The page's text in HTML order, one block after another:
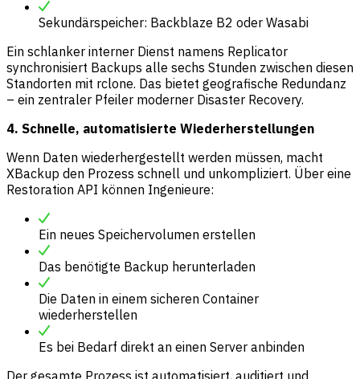
Sekundärspeicher: Backblaze B2 oder Wasabi
Ein schlanker interner Dienst namens Replicator
synchronisiert Backups alle sechs Stunden zwischen diesen
Standorten mit rclone. Das bietet geografische Redundanz
– ein zentraler Pfeiler moderner Disaster Recovery.
4. Schnelle, automatisierte Wiederherstellungen
Wenn Daten wiederhergestellt werden müssen, macht
XBackup den Prozess schnell und unkompliziert. Über eine
Restoration API können Ingenieure:
Ein neues Speichervolumen erstellen
Das benötigte Backup herunterladen
Die Daten in einem sicheren Container
wiederherstellen
Es bei Bedarf direkt an einen Server anbinden